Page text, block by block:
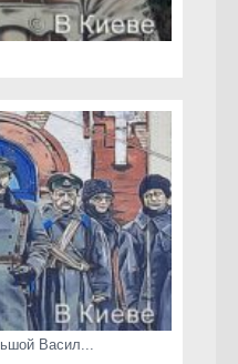
Васил...